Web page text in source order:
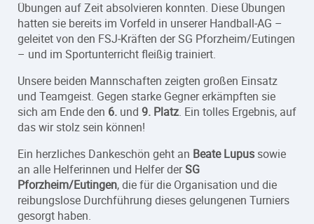
Übungen auf Zeit absolvieren konnten. Diese Übungen
hatten sie bereits im Vorfeld in unserer Handball‑AG –
geleitet von den FSJ‑Kräften der SG Pforzheim/Eutingen
– und im Sportunterricht fleißig trainiert.
Unsere beiden Mannschaften zeigten großen Einsatz
und Teamgeist. Gegen starke Gegner erkämpften sie
sich am Ende den 6. und 9. Platz. Ein tolles Ergebnis, auf
das wir stolz sein können!
Ein herzliches Dankeschön geht an Beate Lupus sowie
an alle Helferinnen und Helfer derSG
Pforzheim/Eutingen, die für die Organisation und die
reibungslose Durchführung dieses gelungenen Turniers
gesorgt haben.